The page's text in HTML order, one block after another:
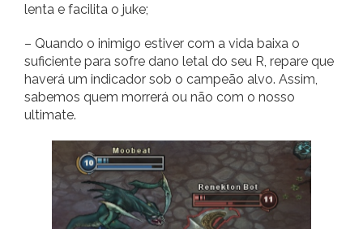
lenta e facilita o juke;
– Quando o inimigo estiver com a vida baixa o
suficiente para sofre dano letal do seu R, repare que
haverá um indicador sob o campeão alvo. Assim,
sabemos quem morrerá ou não com o nosso
ultimate.